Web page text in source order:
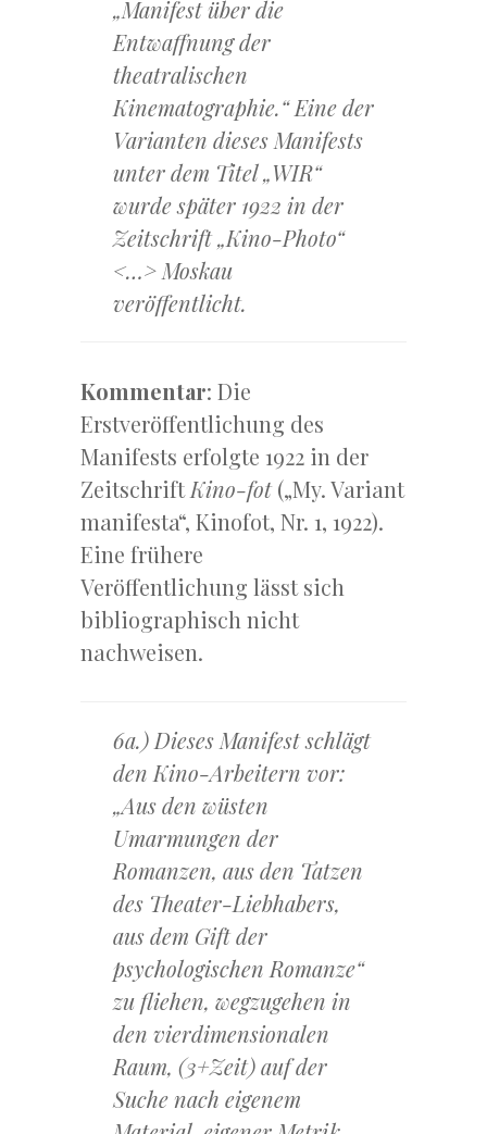
„Manifest über die
Entwaffnung der
theatralischen
Kinematographie.“ Eine der
Varianten dieses Manifests
unter dem Titel „WIR“
wurde später 1922 in der
Zeitschrift „Kino-Photo“
<…> Moskau
veröffentlicht.
Kommentar: Die
Erstveröffentlichung des
Manifests erfolgte 1922 in der
ZeitschriftKino-fot(„My. Variant
manifesta“, Kinofot, Nr. 1, 1922).
Eine frühere
Veröffentlichung lässt sich
bibliographisch nicht
nachweisen.
6a.) Dieses Manifest schlägt
den Kino-Arbeitern vor:
„Aus den wüsten
Umarmungen der
Romanzen, aus den Tatzen
des Theater-Liebhabers,
aus dem Gift der
psychologischen Romanze“
zu fliehen, wegzugehen in
den vierdimensionalen
Raum, (3+Zeit) auf der
Suche nach eigenem